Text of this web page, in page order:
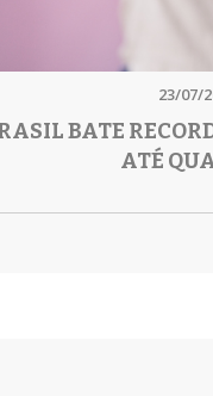
23/07/
BATE
ATÉ